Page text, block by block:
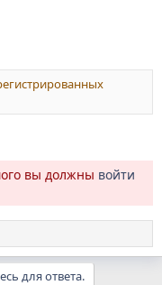
вы должны войти
для ответа.